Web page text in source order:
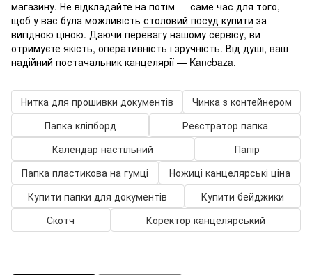
магазину. Не відкладайте на потім — саме час для того,
щоб у вас була можливість столовий посуд купити за
вигідною ціною. Даючи перевагу нашому сервісу, ви
отримуєте якість, оперативність і зручність. Від душі, ваш
надійний постачальник канцелярії — Kancbaza.
Нитка для прошивки документів
Чинка з контейнером
Папка кліпборд
Реєстратор папка
Календар настільний
Папір
Папка пластикова на гумці
Ножиці канцелярські ціна
Купити папки для документів
Купити бейджики
Скотч
Коректор канцелярський